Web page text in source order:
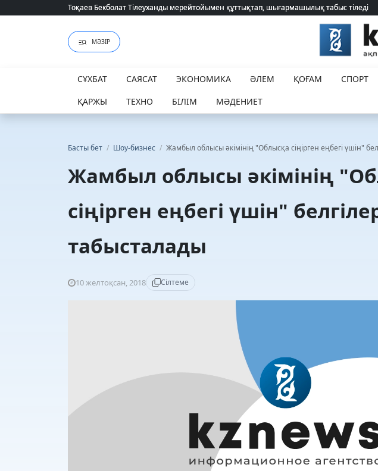
Тоқаев Бекболат Тілеуханды мерейтойымен құттықтап, шығармашылық табыс тіледі
Тоқаев Бекболат Тілеуханды мерейтойымен құттықтап, шығармашылық табыс тіледі
МӘЗІР
СҰХБАТ САЯСАТ ЭКОНОМИКА ӘЛЕМ ҚОҒАМ СПОРТ
ҚАРЖЫ
ТЕХНО БІЛІМ МӘДЕНИЕТ
Басты бет / Шоу-бизнес / Жамбыл облысы әкімінің "Облысқа сіңірген еңбегі үшін"
Жамбыл облысы әкімінің
сіңірген еңбегі үшін"
табысталады
10 желтоқсан, 2018 Сілтеме